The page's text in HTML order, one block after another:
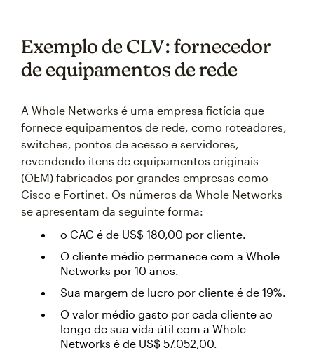
Exemplo de CLV: fornecedor
de equipamentos de rede
A Whole Networks é uma empresa fictícia que
fornece equipamentos de rede, como roteadores,
switches, pontos de acesso e servidores,
revendendo itens de equipamentos originais
(OEM) fabricados por grandes empresas como
Cisco e Fortinet. Os números da Whole Networks
se apresentam da seguinte forma:
o CAC é de US$ 180,00 por cliente.
O cliente médio permanece com a Whole
Networks por 10 anos.
Sua margem de lucro por cliente é de 19%.
O valor médio gasto por cada cliente ao
longo de sua vida útil com a Whole
Networks é de US$ 57.052,00.